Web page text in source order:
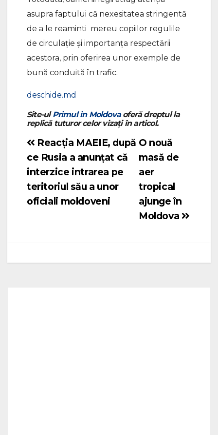
asupra faptului că nexesitatea stringentă
de a le reaminti mereu copiilor regulile
de circulaţie și importanţa respectării
acestora, prin oferirea unor exemple de
bună conduită în trafic.
deschide.md
Site-ulPrimul in Moldovaoferă dreptul la
replică tuturor celor vizați în articol.
Navigare
în
articole
O nouă
masă de
aer
tropical
ajunge în
Moldova
Reacția MAEIE, după
ce Rusia a anunțat că
interzice intrarea pe
teritoriul său a unor
oficiali moldoveni